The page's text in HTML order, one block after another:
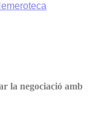
la negociació amb